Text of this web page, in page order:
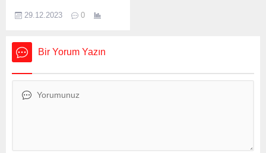
astronotu Alper
şehit verdiğimiz hain
ABD’nin skandal bir fotoğraf
yayınladığı ortaya çıktı.
örgütü PKK üyelerine silah
29.12.2023 0
Bir Yorum Yazın